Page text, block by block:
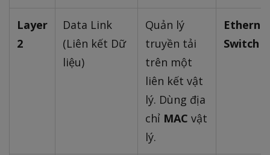
Layer
2
Data Link
(Liên kết Dữ
liệu)
Quản lý
truyền tải
trên một
liên kết vật
lý. Dùng địa
chỉ MAC vật
lý.
Switch